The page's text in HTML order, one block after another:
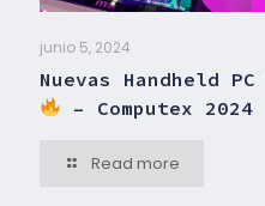
junio 5, 2024
Nuevas Handheld
– Computex 2024
Read more